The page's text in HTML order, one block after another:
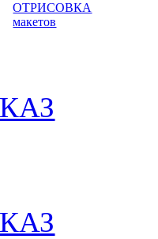
ОТРИСОВКА
макетов